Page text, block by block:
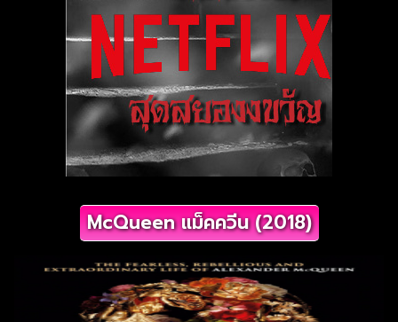
McQueen แม็คควีน (2018)